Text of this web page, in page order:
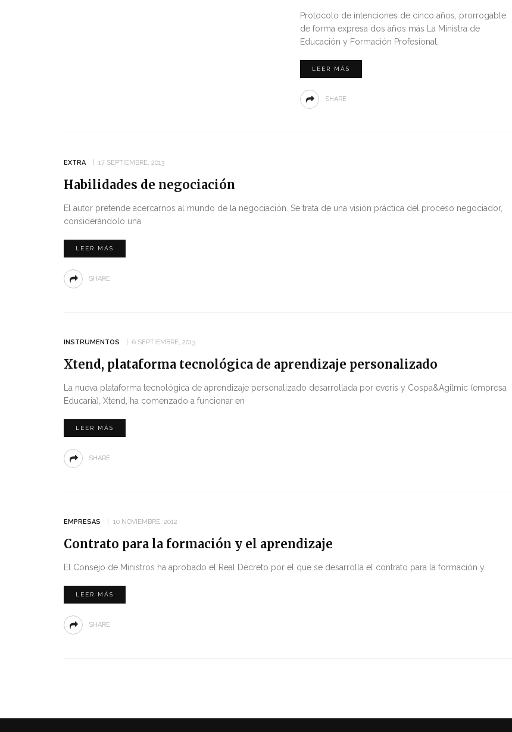
Protocolo de intenciones de cinco años, prorrogable
de forma expresa dos años más La Ministra de
Educación y Formación Profesional,
LEER MÁS
SHARE
EXTRA 17 SEPTIEMBRE, 2013
Habilidades de negociación
El autor pretende acercarnos al mundo de la negociación. Se trata de una visión práctica del proceso negociador,
considerándolo una
LEER MÁS
SHARE
INSTRUMENTOS 6 SEPTIEMBRE, 2013
Xtend, plataforma tecnológica de aprendizaje personalizado
La nueva plataforma tecnológica de aprendizaje personalizado desarrollada por everis y Cospa&Agilmic (empresa
Educaria), Xtend, ha comenzado a funcionar en
LEER MÁS
SHARE
EMPRESAS 10 NOVIEMBRE, 2012
Contrato para la formación y el aprendizaje
El Consejo de Ministros ha aprobado el Real Decreto por el que se desarrolla el contrato para la formación y
LEER MÁS
SHARE